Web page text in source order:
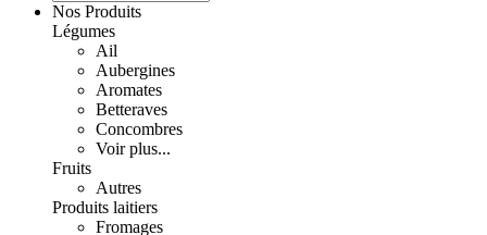
Nos Produits
Légumes
Ail
Aubergines
Aromates
Betteraves
Concombres
Voir plus...
Fruits
Autres
Produits laitiers
Fromages